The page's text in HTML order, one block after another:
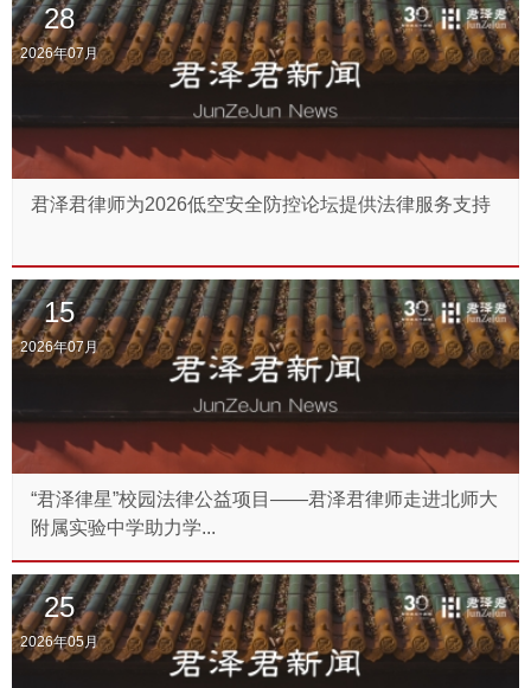
28
2026年07月
君泽君律师为2026低空安全防控论坛提供法律服务支持
15
2026年07月
“君泽律星”校园法律公益项目——君泽君律师走进北师大
附属实验中学助力学...
25
2026年05月